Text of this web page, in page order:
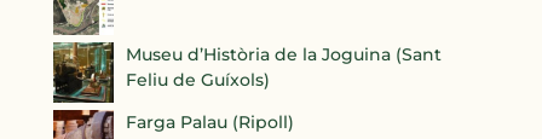
Museu d’Història de la Joguina (Sant
Feliu de Guíxols)
Farga Palau (Ripoll)